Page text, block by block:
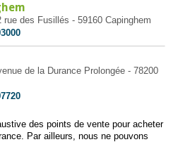
des Fusillés - 59160 Capinghem
de la Durance Prolongée - 78200
des points de vente pour acheter
Par ailleurs, nous ne pouvons